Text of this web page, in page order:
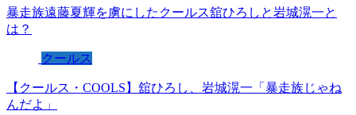
暴走族遠藤夏輝を虜にしたクールス舘ひろしと岩城滉一と
は？
クールス
【クールス・COOLS】舘ひろし、岩城滉一「暴走族じゃね
んだよ」